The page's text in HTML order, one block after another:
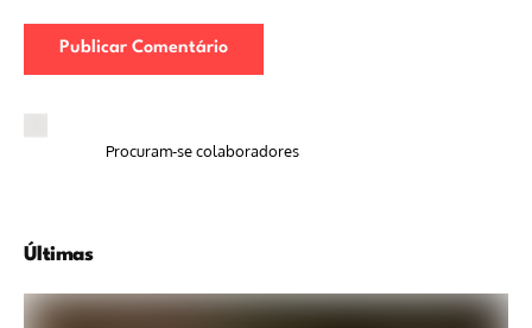
Procuram-se colaboradores
Últimas